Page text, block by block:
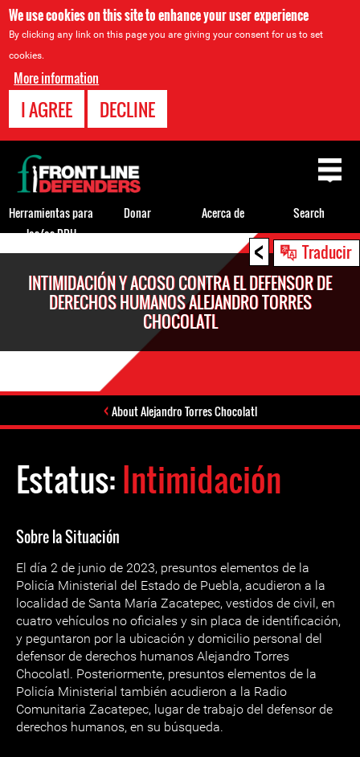
We use cookies on this site to enhance your user experience
By clicking any link on this page you are giving your consent for us to set
cookies.
More information
I AGREE DECLINE
< Traducir
INTIMIDACIÓN Y ACOSO CONTRA EL DEFENSOR DE
DERECHOS HUMANOS ALEJANDRO TORRES
CHOCOLATL
About Alejandro Torres Chocolatl
Estatus:Intimidación
Sobre la Situación
El día 2 de junio de 2023, presuntos elementos de la
Policía Ministerial del Estado de Puebla, acudieron a la
localidad de Santa María Zacatepec, vestidos de civil, en
cuatro vehículos no oficiales y sin placa de identificación,
y peguntaron por la ubicación y domicilio personal del
defensor de derechos humanos Alejandro Torres
Chocolatl. Posteriormente, presuntos elementos de la
Policía Ministerial también acudieron a la Radio
Comunitaria Zacatepec, lugar de trabajo del defensor de
derechos humanos, en su búsqueda.
Back
to
top
Herramientas para
los/as DDH
Donar Acerca de Search